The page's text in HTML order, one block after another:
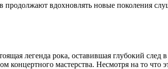
вдохновлять новые поколения
легенда рока, оставившая глубокий
концертного мастерства. Несмотря на то что